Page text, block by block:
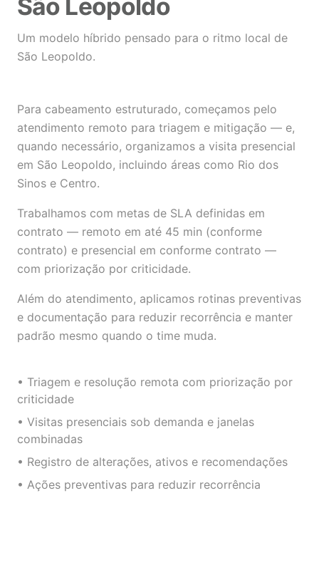
São Leopoldo
Um modelo híbrido pensado para o ritmo local de
São Leopoldo.
Para cabeamento estruturado, começamos pelo
atendimento remoto para triagem e mitigação — e,
quando necessário, organizamos a visita presencial
em São Leopoldo, incluindo áreas como Rio dos
Sinos e Centro.
Trabalhamos com metas de SLA definidas em
contrato — remoto em até 45 min (conforme
contrato) e presencial em conforme contrato —
com priorização por criticidade.
Além do atendimento, aplicamos rotinas preventivas
e documentação para reduzir recorrência e manter
padrão mesmo quando o time muda.
• Triagem e resolução remota com priorização por
criticidade
• Visitas presenciais sob demanda e janelas
combinadas
• Registro de alterações, ativos e recomendações
• Ações preventivas para reduzir recorrência